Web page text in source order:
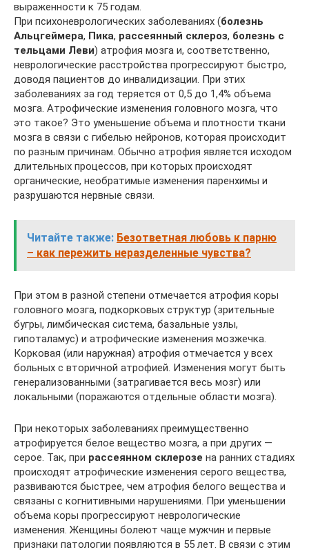
выраженности к 75 годам.
При психоневрологических заболеваниях (болезнь
Альцгеймера, Пика, рассеянный склероз, болезнь с
тельцами Леви) атрофия мозга и, соответственно,
неврологические расстройства прогрессируют быстро,
доводя пациентов до инвалидизации. При этих
заболеваниях за год теряется от 0,5 до 1,4% объема
мозга. Атрофические изменения головного мозга, что
это такое? Это уменьшение объема и плотности ткани
мозга в связи с гибелью нейронов, которая происходит
по разным причинам. Обычно атрофия является исходом
длительных процессов, при которых происходят
органические, необратимые изменения паренхимы и
разрушаются нервные связи.
Читайте также: Безответная любовь к парню
– как пережить неразделенные чувства?
При этом в разной степени отмечается атрофия коры
головного мозга, подкорковых структур (зрительные
бугры, лимбическая система, базальные узлы,
гипоталамус) и атрофические изменения мозжечка.
Корковая (или наружная) атрофия отмечается у всех
больных с вторичной атрофией. Изменения могут быть
генерализованными (затрагивается весь мозг) или
локальными (поражаются отдельные области мозга).
При некоторых заболеваниях преимущественно
атрофируется белое вещество мозга, а при других —
серое. Так, при рассеянном склерозе на ранних стадиях
происходят атрофические изменения серого вещества,
развиваются быстрее, чем атрофия белого вещества и
связаны с когнитивными нарушениями. При уменьшении
объема коры прогрессируют неврологические
изменения. Женщины болеют чаще мужчин и первые
признаки патологии появляются в 55 лет. В связи с этим